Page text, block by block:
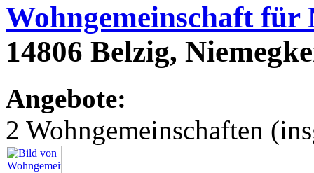
Wohngemeinschaft für
14806 Belzig,
Angebote:
2 Wohngemeinschaften